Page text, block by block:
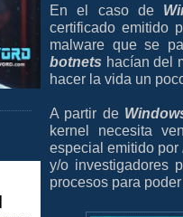
En el caso de
certificado emitido
malware que se
botnets hacían del
hacer la vida un
A partir de
kernel necesita
especial emitido por
y/o investigadores
procesos para